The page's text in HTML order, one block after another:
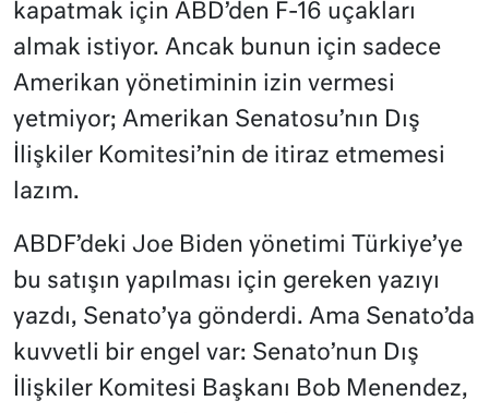
kapatmak için ABD’den F-16 uçakları
almak istiyor. Ancak bunun için sadece
Amerikan yönetiminin izin vermesi
yetmiyor; Amerikan Senatosu’nın Dış
İlişkiler Komitesi’nin de itiraz etmemesi
lazım.
ABDF’deki Joe Biden yönetimi Türkiye’ye
bu satışın yapılması için gereken yazıyı
yazdı, Senato’ya gönderdi. Ama Senato’da
kuvvetli bir engel var: Senato’nun Dış
İlişkiler Komitesi Başkanı Bob Menendez,